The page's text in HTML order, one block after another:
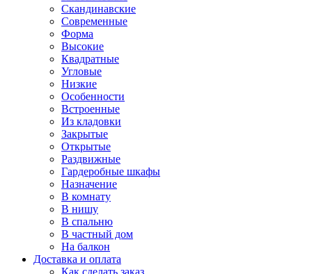
Скандинавские
Современные
Форма
Высокие
Квадратные
Угловые
Низкие
Особенности
Встроенные
Из кладовки
Закрытые
Открытые
Раздвижные
Гардеробные шкафы
Назначение
В комнату
В нишу
В спальню
В частный дом
На балкон
Доставка и оплата
Как сделать заказ